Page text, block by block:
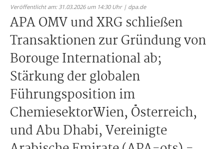
Veröffentlicht am: 31.03.2026 um 14:30 Uhr | dpa.de
APA OMV und XRG schließen
Transaktionen zur Gründung von
Borouge International ab;
Stärkung der globalen
Führungsposition im
ChemiesektorWien, Österreich,
und Abu Dhabi, Vereinigte